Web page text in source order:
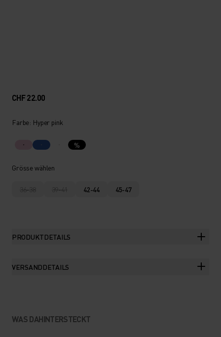
CHF 22.00
Farbe: Hyper pink
%
Grösse wählen
36-38 39-41 42-44 45-47
PRODUKTDETAILS
VERSANDDETAILS
WAS DAHINTERSTECKT